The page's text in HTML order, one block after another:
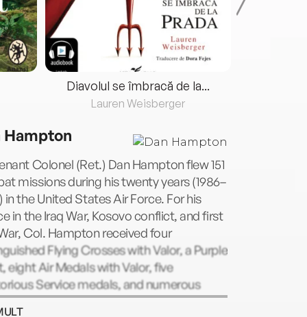
Diavolul se îmbracă de la...
Lauren Weisberger
Hampton
Colonel (Ret.) Dan Hampton flew 151
missions during his twenty years (1986–
in the United States Air Force. For his
in the Iraq War, Kosovo conflict, and first
Col. Hampton received four
Flying Crosses with Valor, a Purple
eight Air Medals with Valor, five
Service medals, and numerous
He is a graduate of the USAF